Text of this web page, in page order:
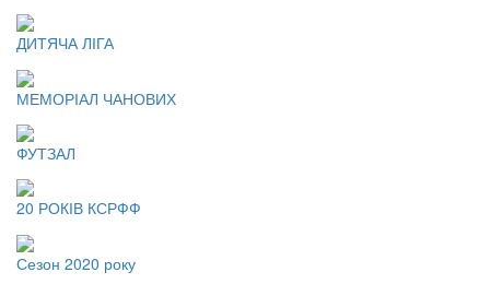
ДИТЯЧА ЛІГА
МЕМОРІАЛ ЧАНОВИХ
ФУТЗАЛ
20 РОКІВ КСРФФ
Сезон 2020 року